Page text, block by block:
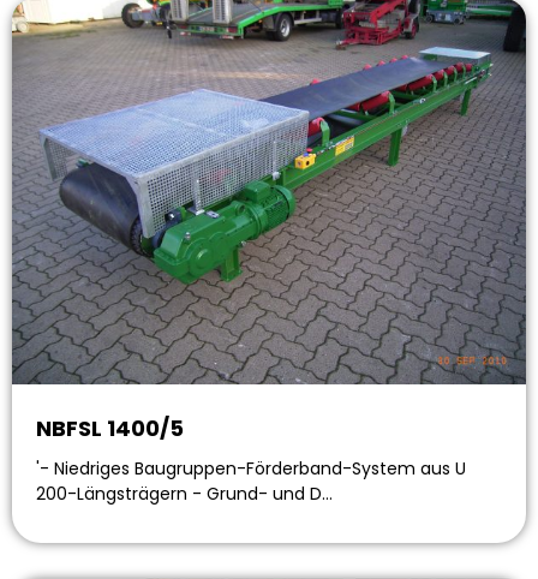
NBFSL 1400/5
'- Niedriges Baugruppen-Förderband-System aus U
200-Längsträgern - Grund- und D…